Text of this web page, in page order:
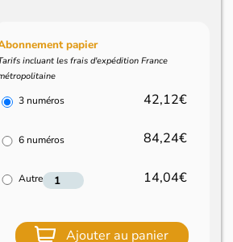
papier
incluant les frais d'expédition France
3 numéros 42,12€
6 numéros 84,24€
Autre 14,04€
Ajouter au panier